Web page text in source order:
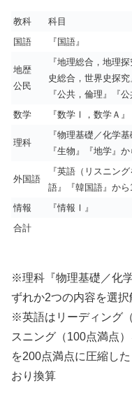
教科
科目
国語
『国語』
地歴
公民
『地理総合，地理
史総合，世界史探
『公共，倫理』『
数学 『数学Ⅰ，数学Ａ 』
理科
『物理基礎／化学
『生物』『地学』
外国語
『英語（リスニン
語』『韓国語』から
情報
『情報Ⅰ』
合計
※理科『物理基礎／化
ずれか2つの内容を選択
※英語はリーディング
スニング（100点満点
を200点満点に圧縮し
おり換算